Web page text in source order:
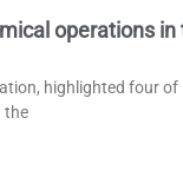
operations in
highlighted four
the